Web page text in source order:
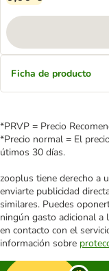
Ficha de producto
*PRVP = Precio
*Precio normal = El
útimos 30 días.
zooplus tiene derecho a
enviarte publicidad
similares. Puedes
ningún gasto adicional a
en contacto con el
información sobre